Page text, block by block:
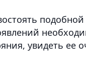
увидеть ее